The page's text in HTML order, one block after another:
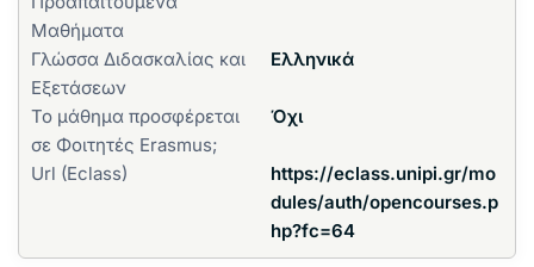
Μαθήματα
Γλώσσα Διδασκαλίας και
Εξετάσεων
Ελληνικά
Το μάθημα προσφέρεται
σε Φοιτητές Erasmus;
Όχι
Url (Eclass)
https://eclass.unipi.gr/mo
dules/auth/opencourses.p
hp?fc=64